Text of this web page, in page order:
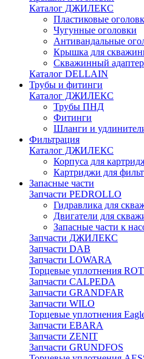
Каталог ДЖИЛЕКС
Пластиковые
Чугунные оголовки
Антивандальные
Крышка для
Скважинный адаптер
Каталог DELLAIN
Трубы и фитинги
Каталог ДЖИЛЕКС
Трубы ПНД
Фитинги
Шланги и
Фильтрация
Каталог ДЖИЛЕКС
Корпуса для
Картриджи для
Запасные части
Запчасти PEDROLLO
Гидравлика для
Двигатели для
Запасные части к
Запчасти ДЖИЛЕКС
Запчасти DAB
Запчасти LOWARA
Торцевые уплотнения
Запчасти CALPEDA
Запчасти GRANDFAR
Запчасти WILO
Торцевые уплотнения
Запчасти EBARA
Запчасти ZENIT
Запчасти GRUNDFOS